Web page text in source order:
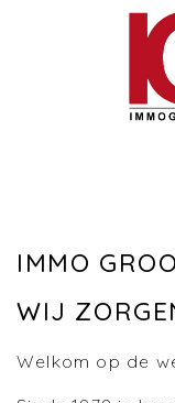
IMMO
WIJ
Welkom op de